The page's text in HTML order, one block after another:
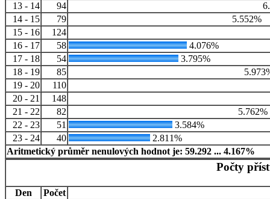
13 - 14
94
14 - 15
79
5.552%
15 - 16
124
16 - 17
58
4.076%
17 - 18
54
3.795%
18 - 19
85
19 - 20
110
20 - 21
148
21 - 22
82
5.762%
22 - 23
51
3.584%
23 - 24
40
2.811%
Aritmetický průměr nenulových hodnot je: 59.292 ... 4.167%
Počty
Den
Počet